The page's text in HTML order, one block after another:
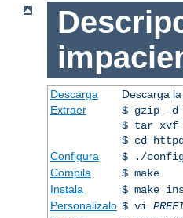
Descarga Descarga
Extraer
$ gzip -d
$ tar xvf
$ cd
Configura
$ ./
Compila
$ make
Instala
$ make
Personalizalo $ vi